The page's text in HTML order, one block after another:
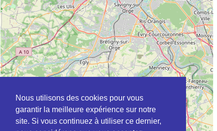
Nous utilisons des cookies pour vous
garantir la meilleure expérience sur notre
site. Si vous continuez à utiliser ce dernier,